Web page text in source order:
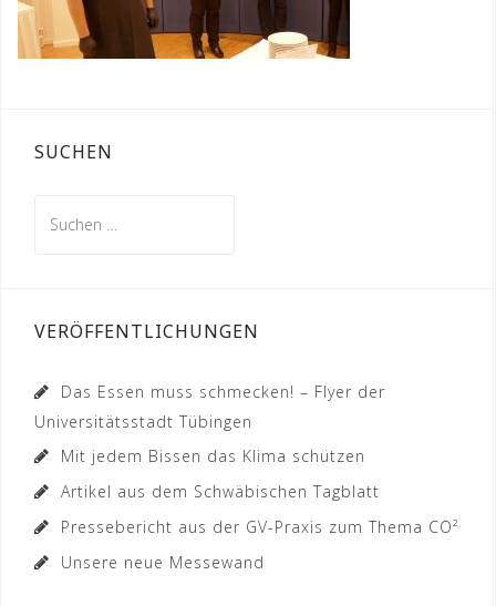
SUCHEN
nach:
VERÖFFENTLICHUNGEN
Das Essen muss schmecken! – Flyer der
Universitätsstadt Tübingen
Mit jedem Bissen das Klima schützen
Artikel aus dem Schwäbischen Tagblatt
Pressebericht aus der GV-Praxis zum Thema CO²
Unsere neue Messewand